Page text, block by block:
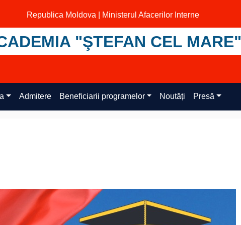
Republica Moldova | Ministerul Afacerilor Interne
"ŞTEFAN CEL MARE"
Admitere Beneficiarii programelor Noutăți Presă